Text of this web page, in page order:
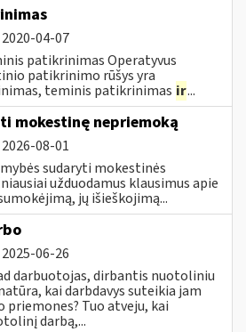
2020-04-07
patikrinimas Operatyvus
patikrinimo rūšys yra
teminis patikrinimas ir...
mokestinę nepriemoką
2026-08-01
sudaryti mokestinės
užduodamus klausimus apie
jų išieškojimą...
2025-06-26
darbuotojas, dirbantis nuotoliniu
kai darbdavys suteikia jam
priemones? Tuo atveju, kai
darbą,...